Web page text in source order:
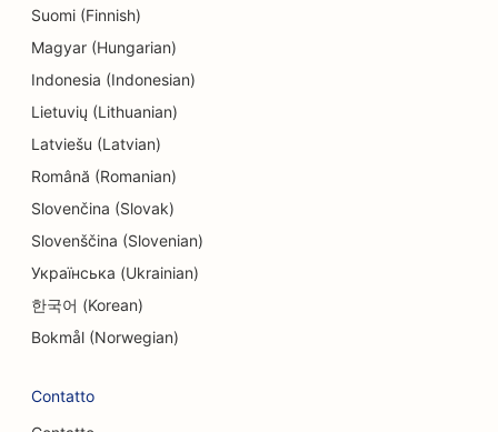
SEO per gli studi di ingegneria
SEO per endodontisti
SEO per l'intrattenimento e il tempo libero
SEO per le Escape Room
EO per i ristoranti etnici
SEO per i ristoranti di fattoria
SEO per i servizi di lifting
SEO per i ristoranti fast food
Suomi (Finnish)
Magyar (Hungarian)
Indonesia (Indonesian)
Lietuvių (Lithuanian)
Latviešu (Latvian)
Română (Romanian)
Slovenčina (Slovak)
Slovenščina (Slovenian)
Українська (Ukrainian)
한국어 (Korean)
Bokmål (Norwegian)
Contatto